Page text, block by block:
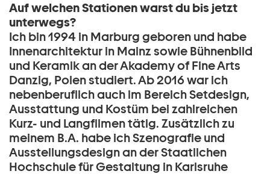
Auf welchen Stationen warst du bis jetzt
unterwegs?
Ich bin 1994 in Marburg geboren und habe
Innenarchitektur in Mainz sowie Bühnenbild
und Keramik an der Akademy of Fine Arts
Danzig, Polen studiert. Ab 2016 war ich
nebenberuflich auch im Bereich Setdesign,
Ausstattung und Kostüm bei zahlreichen
Kurz- und Langfilmen tätig. Zusätzlich zu
meinem B.A. habe ich Szenografie und
Ausstellungsdesign an der Staatlichen
Hochschule für Gestaltung in Karlsruhe